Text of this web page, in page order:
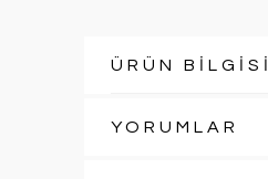
ÜRÜN BİLGİSİ
YORUMLAR